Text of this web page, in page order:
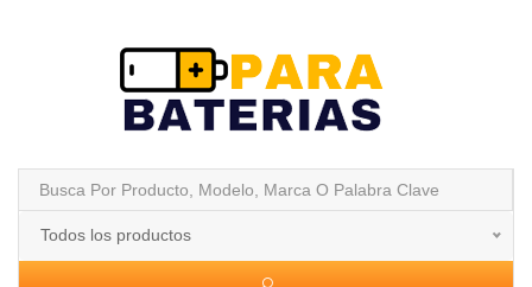
Todos los productos